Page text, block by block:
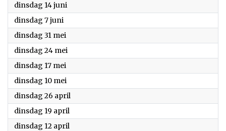
dinsdag 14 juni
dinsdag 7 juni
dinsdag 31 mei
dinsdag 24 mei
dinsdag 17 mei
dinsdag 10 mei
dinsdag 26 april
dinsdag 19 april
dinsdag 12 april